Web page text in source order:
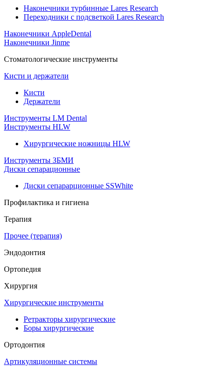
Наконечники турбинные Lares Research
Переходники с подсветкой Lares Research
Наконечники AppleDental
Наконечники Jinme
Стоматологические инструменты
Кисти и держатели
Кисти
Держатели
Инструменты LM Dental
Инструменты HLW
Хирургические ножницы HLW
Инструменты ЗБМИ
Диски сепарационные
Диски сепарарционные SSWhite
Профилактика и гигиена
Терапия
Прочее (терапия)
Эндодонтия
Ортопедия
Хирургия
Хирургические инструменты
Ретракторы хирургические
Боры хирургические
Ортодонтия
Артикуляционные системы